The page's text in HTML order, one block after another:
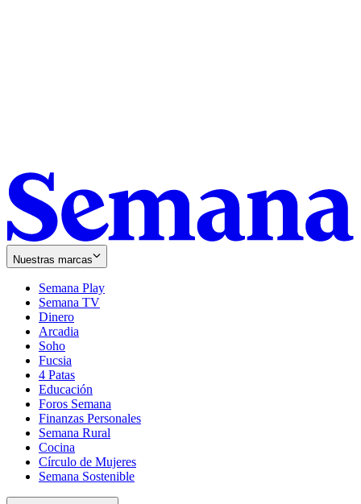
Nuestras marcas
Semana Play
Semana TV
Dinero
Arcadia
Soho
in
new
window
Fucsia
in
new
window
4 Patas
Educación
Foros Semana
Finanzas Personales
Semana Rural
Cocina
Círculo de Mujeres
Semana Sostenible